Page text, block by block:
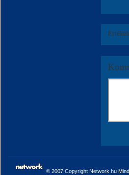
© 2007 Copyright Network.hu